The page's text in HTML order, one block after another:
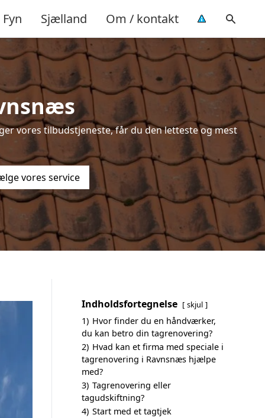
Fyn Sjælland Om / kontakt
vores tilbudstjeneste, får du den letteste og mest
vores service
Indholdsfortegnelse skjul
1) Hvor finder du en håndværker,
du kan betro din tagrenovering?
2) Hvad kan et firma med speciale i
tagrenovering i Ravnsnæs hjælpe
med?
3) Tagrenovering eller
tagudskiftning?
4) Start med et tagtjek